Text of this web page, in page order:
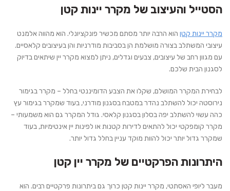
הסטייל והעיצוב של מקרר יינות קטן
מקרר יינות קטן הוא הרבה יותר מסתם מכשיר פונקציונלי. הוא מהווה אלמנט
עיצובי המשתלב בצורה מושלמת הן בסביבות מודרניות והן בעיצובים קלאסיים.
עם מגוון רחב של עיצובים, צבעים וגדלים, ניתן למצוא מקרר יין שיתאים בדיוק
לסגנון הבית שלכם.
לבחירת המקרר המושלם, שקלו את הצבע הדומיננטי בחלל – מקרר בגימור
נירוסטה יכול להשתלב נהדר במטבח בסגנון מודרני, בעוד שמקרר בגימור עץ
כהה עשוי להשתלב יפה בסלון בסגנון קלאסי. גודל המקרר גם הוא משמעותי –
מקרר קומפקטי יכול להתאים לדירות קטנות או לפינות יין אינטימיות, בעוד
שמקרר גדול יותר יכול להוות מוקד עניין בחלל גדול יותר.
היתרונות הפרקטיים של מקרר יין קטן
מעבר ליופי האסתטי, מקרר יינות קטן כרוך גם ביתרונות פרקטיים רבים. הוא